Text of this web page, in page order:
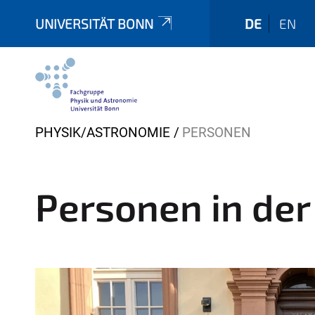
UNIVERSITÄT BONN DE EN
Y
r
e
e
PHYSIK/ASTRONOMIE PERSONEN
Personen in